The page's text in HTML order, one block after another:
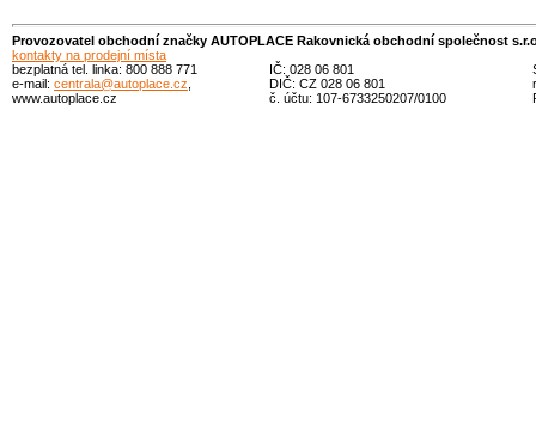
Provozovatel obchodní značky AUTOPLACE Rakovnická obchodní společnost
kontakty na prodejní místa
bezplatná tel. linka: 800 888 771
e-mail: centrala@autoplace.cz
www.autoplace.cz
IČ: 028 06 801
DIČ: CZ 028 06 801
č. účtu: 107-6733250207/0100